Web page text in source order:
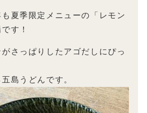
夏季限定メニューの「レモン
す！
さっぱりしたアゴだしにぴっ
島うどんです。